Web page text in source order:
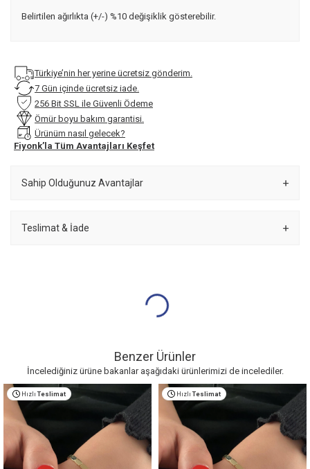
Belirtilen ağırlıkta (+/-) %10 değişiklik gösterebilir.
Türkiye’nin her yerine ücretsiz gönderim.
7 Gün içinde ücretsiz iade.
256 Bit SSL ile Güvenli Ödeme
Ömür boyu bakım garantisi.
Ürünüm nasıl gelecek?
Fiyonk’la Tüm Avantajları Keşfet
Sahip Olduğunuz Avantajlar
Teslimat & İade
Benzer Ürünler
İncelediğiniz ürüne bakanlar aşağıdaki ürünlerimizi de incelediler.
Hızlı Teslimat Hızlı Teslimat